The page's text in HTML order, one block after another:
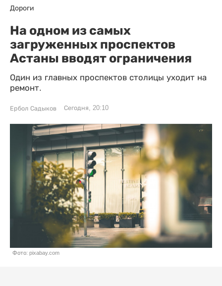
Дороги
На одном из самых
загруженных проспектов
Астаны вводят ограничения
Один из главных проспектов столицы уходит на
ремонт.
Ербол Садыков Сегодня, 20:10
Фото: pixabay.com